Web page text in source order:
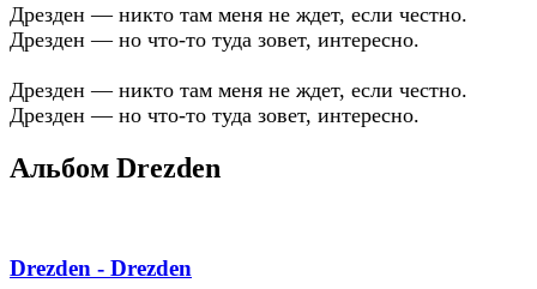
Дрезден — никто там меня не ждет, если честно.
Дрезден — но что-то туда зовет, интересно.
Дрезден — никто там меня не ждет, если честно.
Дрезден — но что-то туда зовет, интересно.
Альбом Drezden
Drezden - Drezden